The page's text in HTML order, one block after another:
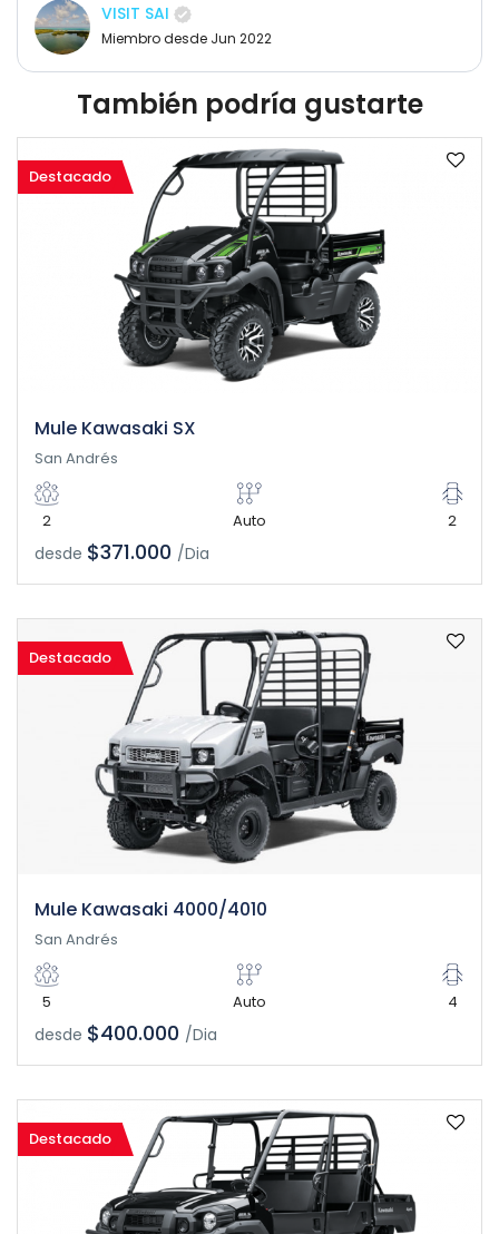
VISIT SAI
Miembro desde Jun 2022
También podría gustarte
Destacado
Mule Kawasaki SX
San Andrés
2 Auto 2
desde $371.000 /Dia
Destacado
Mule Kawasaki 4000/4010
San Andrés
5 Auto 4
desde $400.000 /Dia
Destacado